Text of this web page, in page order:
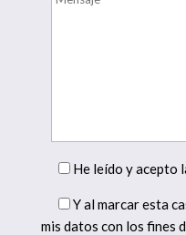
He leído y acepto
Y al marcar esta
mis datos con los fines